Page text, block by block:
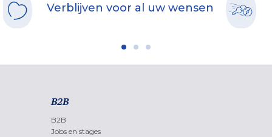
Verblijven voor al uw wensen
B2B
B2B
Jobs en stages